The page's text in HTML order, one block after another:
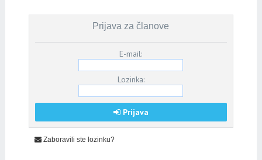
Prijava za članove
E-mail:
Lozinka:
Prijava
Zaboravili ste lozinku?